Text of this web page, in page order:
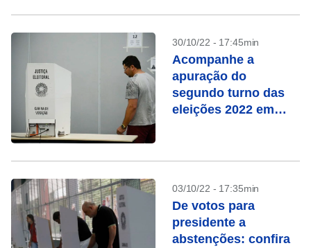
30/10/22 - 17:45min
Acompanhe a
apuração do
segundo turno das
eleições 2022 em
03/10/22 - 17:35min
De votos para
presidente a
abstenções: confira